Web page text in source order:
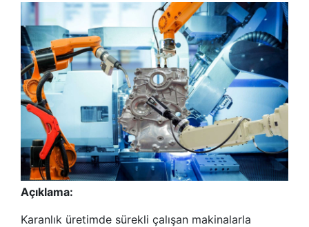
Açıklama:
Karanlık üretimde sürekli çalışan makinalarla